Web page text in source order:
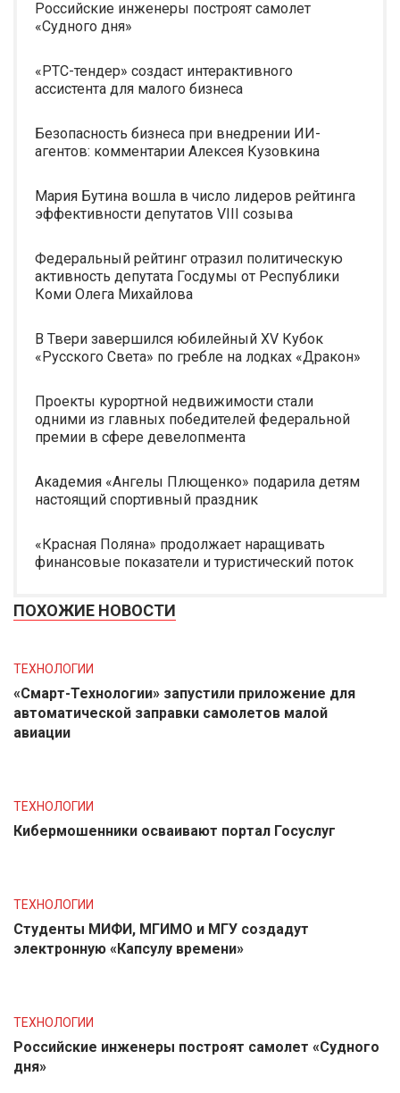
Российские инженеры построят самолет
«Судного дня»
«РТС-тендер» создаст интерактивного
ассистента для малого бизнеса
Безопасность бизнеса при внедрении ИИ-
агентов: комментарии Алексея Кузовкина
Мария Бутина вошла в число лидеров рейтинга
эффективности депутатов VIII созыва
Федеральный рейтинг отразил политическую
активность депутата Госдумы от Республики
Коми Олега Михайлова
В Твери завершился юбилейный XV Кубок
«Русского Света» по гребле на лодках «Дракон»
Проекты курортной недвижимости стали
одними из главных победителей федеральной
премии в сфере девелопмента
Академия «Ангелы Плющенко» подарила детям
настоящий спортивный праздник
«Красная Поляна» продолжает наращивать
финансовые показатели и туристический поток
ПОХОЖИЕ НОВОСТИ
ТЕХНОЛОГИИ
«Смарт-Технологии» запустили приложение для
автоматической заправки самолетов малой
авиации
ТЕХНОЛОГИИ
Кибермошенники осваивают портал Госуслуг
ТЕХНОЛОГИИ
Студенты МИФИ, МГИМО и МГУ создадут
электронную «Капсулу времени»
ТЕХНОЛОГИИ
Российские инженеры построят самолет «Судного
дня»